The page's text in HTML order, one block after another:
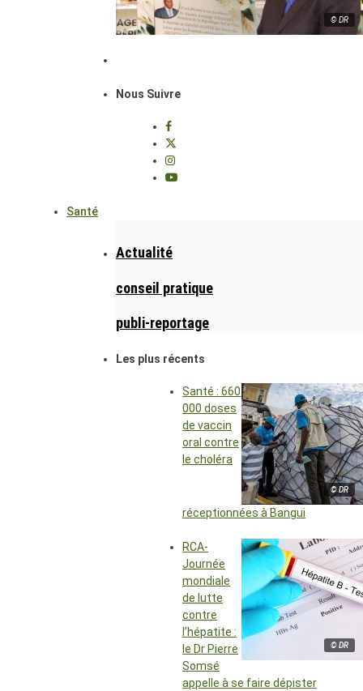
© DR
Nous Suivre
Santé
Actualité
conseil pratique
publi-reportage
Les plus récents
© DR
Santé : 660
000 doses
de vaccin
oral contre
le choléra
réceptionnées à Bangui
© DR
RCA-
Journée
mondiale
de lutte
contre
l’hépatite :
le Dr Pierre
Somsé
appelle à se faire dépister